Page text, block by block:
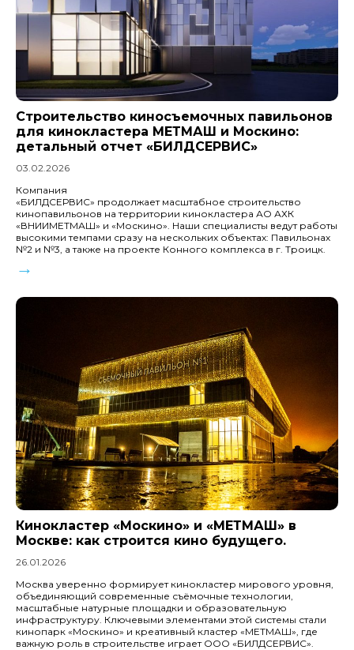
Строительство киносъемочных павильонов
для кинокластера МЕТМАШ и Москино:
детальный отчет «БИЛДСЕРВИС»
03.02.2026
Компания
«БИЛДСЕРВИС» продолжает масштабное строительство
кинопавильонов на территории кинокластера АО АХК
«ВНИИМЕТМАШ» и «Москино». Наши специалисты ведут работы
высокими темпами сразу на нескольких объектах: Павильонах
№2 и №3, а также на проекте Конного комплекса в г. Троицк.
→
Кинокластер «Москино» и «МЕТМАШ» в
Москве: как строится кино будущего.
26.01.2026
Москва уверенно формирует кинокластер мирового уровня,
объединяющий современные съёмочные технологии,
масштабные натурные площадки и образовательную
инфраструктуру. Ключевыми элементами этой системы стали
кинопарк «Москино» и креативный кластер «МЕТМАШ», где
важную роль в строительстве играет ООО «БИЛДСЕРВИС».